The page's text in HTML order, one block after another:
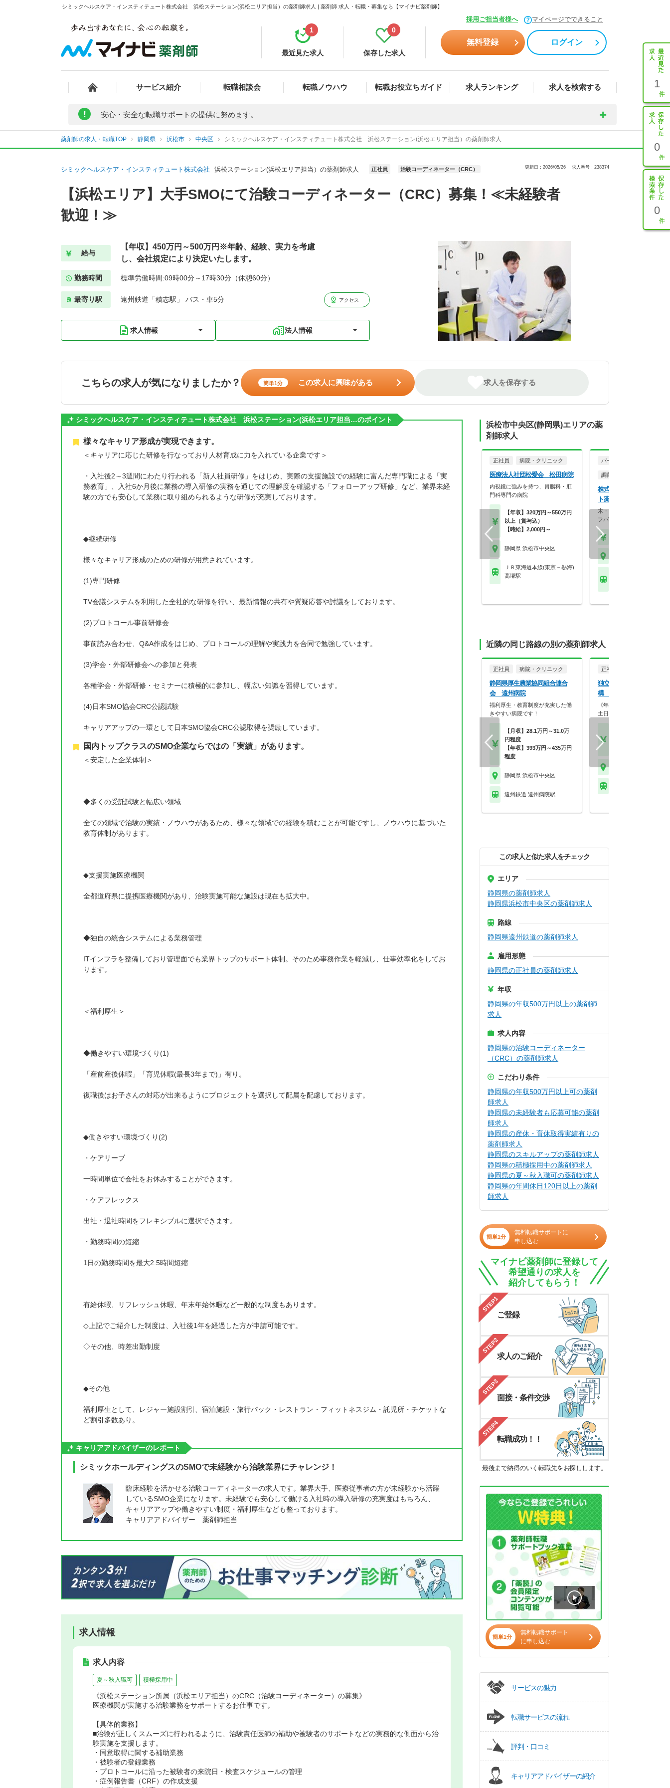
シミックヘルスケア・インスティテュート株式会社 浜松ステーション(浜松エリア担当）の薬剤師求人 | 薬剤師 求人・転職・募集なら【マイナビ薬剤師】
採用ご担当者様へ マイページでできること
最近見た求人
1
保存した求人
0
無料登録 ログイン
サービス紹介 転職相談会 転職ノウハウ 転職お役立ちガイド 求人ランキング 求人を検索する 1
0
0
! 安心・安全な転職サポートの提供に努めます。
薬剤師の求人・転職TOP 静岡県 浜松市 中央区 シミックヘルスケア・インスティテュート株式会社 浜松ステーション(浜松エリア担当）の薬剤師求人
シミックヘルスケア・インスティテュート株式会社 浜松ステーション(浜松エリア担当）の薬剤師求人 正社員 治験コーディネーター（CRC） 更新日：2026/05/26 求人番号：238374
【浜松エリア】大手SMOにて治験コーディネーター（CRC）募集！≪未経験者
歓迎！≫
給与
【年収】450万円～500万円※年齢、経験、実力を考慮
し、会社規定により決定いたします。
勤務時間 標準労働時間:09時00分～17時30分（休憩60分）
最寄り駅 遠州鉄道「積志駅」 バス・車5分 アクセス
求人情報 法人情報
こちらの求人が気になりましたか？ 簡単1分 この求人に興味がある 求人を保存する
シミックヘルスケア・インスティテュート株式会社 浜松ステーション(浜松エリア担当…のポイント
様々なキャリア形成が実現できます。
＜キャリアに応じた研修を行なっており人材育成に力を入れている企業です＞
・入社後2～3週間にわたり行われる「新人社員研修」をはじめ、実際の支援施設での経験に富んだ専門職による「実
務教育」、入社6か月後に業務の導入研修の実務を通じての理解度を確認する「フォローアップ研修」など、業界未経
験の方でも安心して業務に取り組められるような研修が充実しております。
◆継続研修
様々なキャリア形成のための研修が用意されています。
(1)専門研修
TV会議システムを利用した全社的な研修を行い、最新情報の共有や質疑応答や討議をしております。
(2)プロトコール事前研修会
事前読み合わせ、Q&A作成をはじめ、プロトコールの理解や実践力を合同で勉強しています。
(3)学会・外部研修会への参加と発表
各種学会・外部研修・セミナーに積極的に参加し、幅広い知識を習得しています。
(4)日本SMO協会CRC公認試験
キャリアアップの一環として日本SMO協会CRC公認取得を奨励しています。
国内トップクラスのSMO企業ならではの「実績」があります。
＜安定した企業体制＞
◆多くの受託試験と幅広い領域
全ての領域で治験の実績・ノウハウがあるため、様々な領域での経験を積むことが可能ですし、ノウハウに基づいた
教育体制があります。
◆支援実施医療機関
全都道府県に提携医療機関があり、治験実施可能な施設は現在も拡大中。
◆独自の統合システムによる業務管理
ITインフラを整備しており管理面でも業界トップのサポート体制。そのため事務作業を軽減し、仕事効率化をしてお
ります。
＜福利厚生＞
◆働きやすい環境づくり(1)
「産前産後休暇」「育児休暇(最長3年まで)」有り。
復職後はお子さんの対応が出来るようにプロジェクトを選択して配属を配慮しております。
◆働きやすい環境づくり(2)
・ケアリーブ
一時間単位で会社をお休みすることができます。
・ケアフレックス
出社・退社時間をフレキシブルに選択できます。
・勤務時間の短縮
1日の勤務時間を最大2.5時間短縮
有給休暇、リフレッシュ休暇、年末年始休暇など一般的な制度もあります。
◇上記でご紹介した制度は、入社後1年を経過した方が申請可能です。
◇その他、時差出勤制度
◆その他
福利厚生として、レジャー施設割引、宿泊施設・旅行パック・レストラン・フィットネスジム・託児所・チケットな
ど割引多数あり。
キャリアアドバイザーのレポート
シミックホールディングスのSMOで未経験から治験業界にチャレンジ！
臨床経験を活かせる治験コーディネーターの求人です。業界大手、医療従事者の方が未経験から活躍
しているSMO企業になります。未経験でも安心して働ける入社時の導入研修の充実度はもちろん、
キャリアアップや働きやすい制度・福利厚生なども整っております。
キャリアアドバイザー 薬剤師担当
求人情報
求人内容
夏～秋入職可 積極採用中
《浜松ステーション所属（浜松エリア担当）のCRC（治験コーディネーター）の募集》
医療機関が実施する治験業務をサポートするお仕事です。
【具体的業務】
■治験が正しくスムーズに行われるように、治験責任医師の補助や被験者のサポートなどの実務的な側面から治
験実施を支援します。
・同意取得に関する補助業務
・被験者の登録業務
・プロトコールに沿った被験者の来院日・検査スケジュールの管理
・症例報告書（CRF）の作成支援
浜松市中央区(静岡県)エリアの薬
剤師求人
正社員 病院・クリニック
医療法人社団松愛会 松田病院
内視鏡に強みを持つ、胃腸科・肛
門科専門の病院
【年収】320万円～550万円
以上（賞与込）
【時給】2,000円～
静岡県 浜松市中央区
ＪＲ東海道本線(東京－熱海)
高塚駅
パート・アルバイト
調剤薬局
株式会社コンフィニティ
ト薬局 三島町店
木・日・祝固定休み！ワーク
フバランスを重視しな…
近隣の同じ路線の別の薬剤師求人
正社員 病院・クリニック
静岡県厚生農業協同組合連合
会 遠州病院
福利厚生・教育制度が充実した働
きやすい病院です！
【月収】28.1万円～31.0万
円程度
【年収】393万円～435万円
程度
静岡県 浜松市中央区
遠州鉄道 遠州病院駅
正社員
独立行政法人労働者健康
構 浜松労災病院
《年間休日122日》 日勤の
土日祝休みで働きや…
この求人と似た求人をチェック
エリア
静岡県の薬剤師求人
静岡県浜松市中央区の薬剤師求人
路線
静岡県遠州鉄道の薬剤師求人
雇用形態
静岡県の正社員の薬剤師求人
年収
静岡県の年収500万円以上の薬剤師
求人
求人内容
静岡県の治験コーディネーター
（CRC）の薬剤師求人
こだわり条件
静岡県の年収500万円以上可の薬剤
師求人
静岡県の未経験者も応募可能の薬剤
師求人
静岡県の産休・育休取得実績有りの
薬剤師求人
静岡県のスキルアップの薬剤師求人
静岡県の積極採用中の薬剤師求人
静岡県の夏～秋入職可の薬剤師求人
静岡県の年間休日120日以上の薬剤
師求人
簡単1分
無料転職サポートに
申し込む
マイナビ薬剤師に登録して
希望通りの求人を
紹介してもらう！
STEP1
ご登録
STEP2
求人のご紹介
STEP3
面接・条件交渉
STEP4
転職成功！！
最後まで納得のいく転職先をお探しします。
簡単1分
無料転職サポート
に申し込む
サービスの魅力
転職サービスの流れ
評判・口コミ
キャリアアドバイザーの紹介